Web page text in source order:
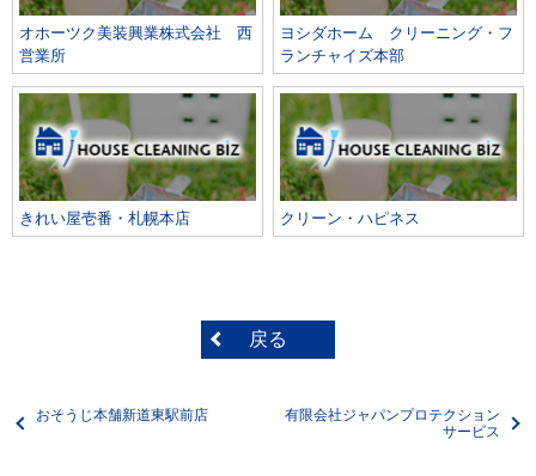
オホーツク美装興業株式会社 西
営業所
ヨシダホーム クリーニング・フ
ランチャイズ本部
きれい屋壱番・札幌本店 クリーン・ハピネス
戻る
おそうじ本舗新道東駅前店
有限会社ジャパンプロテクション
サービス